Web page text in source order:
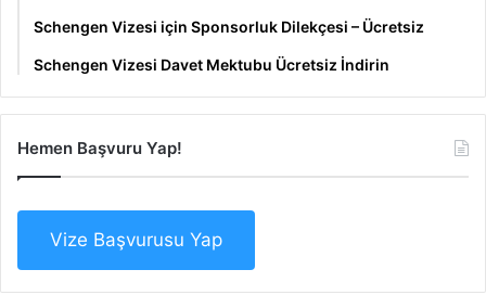
Schengen Vizesi için Sponsorluk Dilekçesi – Ücretsiz
Schengen Vizesi Davet Mektubu Ücretsiz İndirin
Hemen Başvuru Yap!
Vize Başvurusu Yap